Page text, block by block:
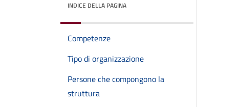
INDICE DELLA PAGINA
Competenze
Tipo di organizzazione
Persone che compongono la
struttura